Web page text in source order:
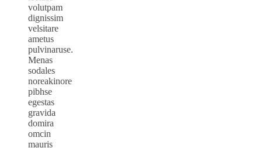
volutpam
dignissim
velsitare
ametus
pulvinaruse.
Menas
sodales
noreakinore
pibhse
egestas
gravida
domira
omcin
mauris